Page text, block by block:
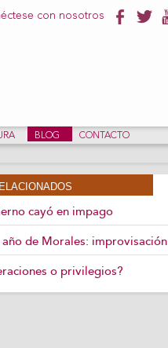
con nosotros
BLOG CONTACTO
cayó en impago
de Morales: improvisación
o privilegios?